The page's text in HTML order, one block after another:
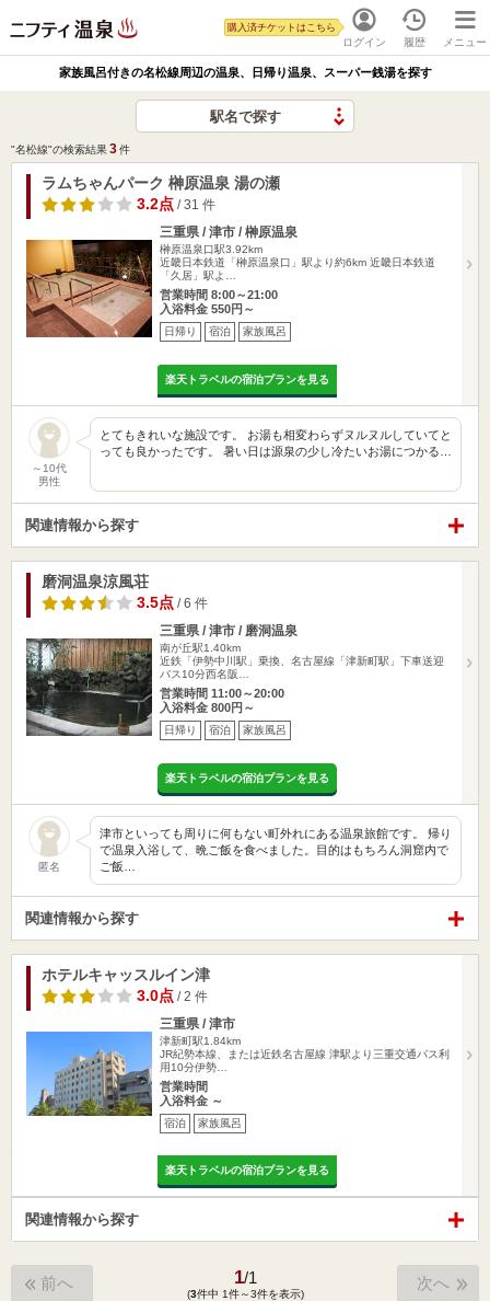
ログイン
購入済チケットはこちら
履歴 メニュー
家族風呂付きの名松線周辺の温泉、日帰り温泉、スーパー銭湯を探す
駅名で探す
"名松線"の検索結果3件
ラムちゃんパーク 榊原温泉 湯の瀬
3.2点 / 31 件
三重県 / 津市 / 榊原温泉
榊原温泉口駅3.92km
近畿日本鉄道「榊原温泉口」駅より約6km 近畿日本鉄道
「久居」駅よ…
営業時間 8:00～21:00
入浴料金 550円～
日帰り 宿泊 家族風呂
楽天トラベルの宿泊プランを見る
～10代
男性
とてもきれいな施設です。 お湯も相変わらずヌルヌルしていてと
っても良かったです。 暑い日は源泉の少し冷たいお湯につかる…
関連情報から探す
磨洞温泉涼風荘
3.5点 / 6 件
三重県 / 津市 / 磨洞温泉
南が丘駅1.40km
近鉄「伊勢中川駅」乗換、名古屋線「津新町駅」下車送迎
バス10分西名阪…
営業時間 11:00～20:00
入浴料金 800円～
日帰り 宿泊 家族風呂
楽天トラベルの宿泊プランを見る
匿名
津市といっても周りに何もない町外れにある温泉旅館です。 帰り
で温泉入浴して、晩ご飯を食べました。目的はもちろん洞窟内で
ご飯…
関連情報から探す
ホテルキャッスルイン津
3.0点 / 2 件
三重県 / 津市
津新町駅1.84km
JR紀勢本線、または近鉄名古屋線 津駅より三重交通バス利
用10分伊勢…
営業時間
入浴料金 ～
宿泊 家族風呂
楽天トラベルの宿泊プランを見る
関連情報から探す
前へ 1/1
(3件中 1件～3件を表示)
次へ